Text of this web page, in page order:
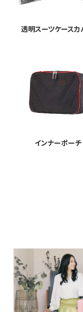
透明スーツケースカ
インナーポーチ